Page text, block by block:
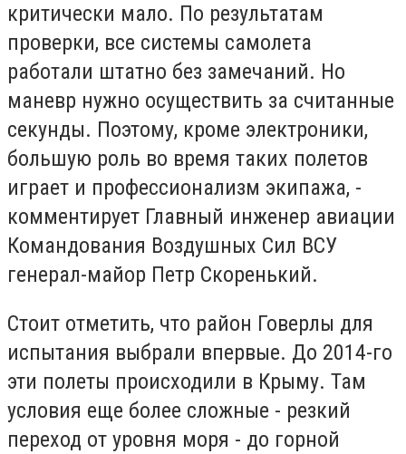
критически мало. По результатам
проверки, все системы самолета
работали штатно без замечаний. Но
маневр нужно осуществить за считанные
секунды. Поэтому, кроме электроники,
большую роль во время таких полетов
играет и профессионализм экипажа, -
комментирует Главный инженер авиации
Командования Воздушных Сил ВСУ
генерал-майор Петр Скоренький.
Стоит отметить, что район Говерлы для
испытания выбрали впервые. До 2014-го
эти полеты происходили в Крыму. Там
условия еще более сложные - резкий
переход от уровня моря - до горной